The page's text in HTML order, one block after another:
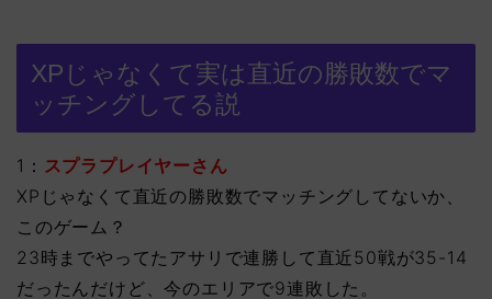
XPじゃなくて実は直近の勝敗数でマ
ッチングしてる説
1： スプラプレイヤーさん
XPじゃなくて直近の勝敗数でマッチングしてないか、
このゲーム？
23時までやってたアサリで連勝して直近50戦が35-14
だったんだけど、今のエリアで9連敗した。